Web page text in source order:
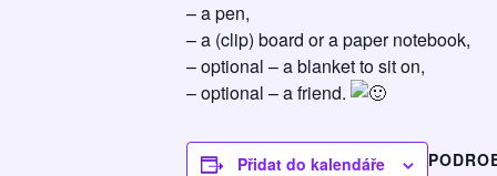
– a pen,
– a (clip) board or a paper notebook,
– optional – a blanket to sit on,
– optional – a friend.
Přidat do kalendáře